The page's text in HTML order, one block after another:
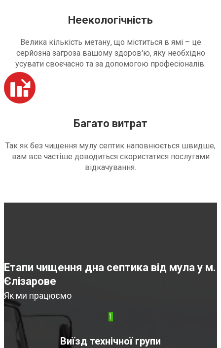
Неекологічність
Велика кількість метану, що міститься в ямі – це
серйозна загроза вашому здоров'ю, яку необхідно
усувати своєчасно та за допомогою професіоналів.
Багато витрат
Так як без чищення мулу септик наповнюється швидше,
вам все частіше доводиться скористатися послугами
відкачування.
Етапи чищення дна септика від мула у м.
Єлізарове
Як ми працюємо
1
Виїзд технічної групи